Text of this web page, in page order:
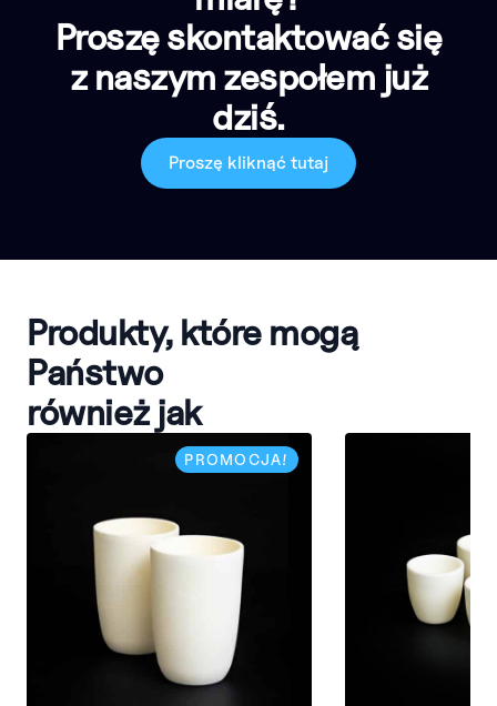
Proszę skontaktować się
z naszym zespołem już
dziś.
Proszę kliknąć tutaj
Produkty, które mogą
Państwo
również jak
PROMOCJA!